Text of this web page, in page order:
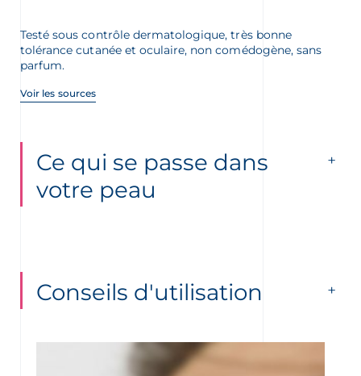
Testé sous contrôle dermatologique, très bonne
tolérance cutanée et oculaire, non comédogène, sans
parfum.
Voir les sources
Ce qui se passe dans
votre peau
Conseils d'utilisation